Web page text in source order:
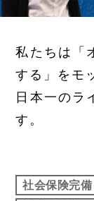
私たちは「
する」をモ
日本一のラ
す。
社会保険完備